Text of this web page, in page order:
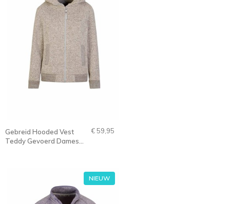
Gebreid Hooded Vest
Teddy Gevoerd Dames
€ 59,95
NIEUW